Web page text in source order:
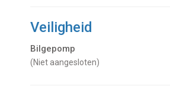
Veiligheid
Bilgepomp
(niet aangesloten)